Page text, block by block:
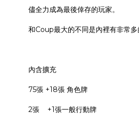
儘全力成為最後倖存的玩家。
和Coup最大的不同是內裡有非常
內含擴充
75張 +18張 角色牌
2張 +1張一般行動牌